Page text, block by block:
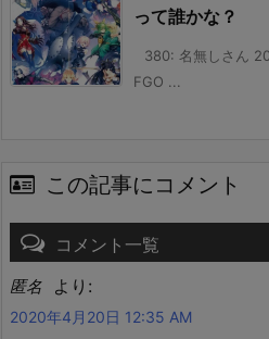
って誰かな？
380: 名無しさん
FGO ...
この記事にコメント
コメント一覧
匿名 より:
2020年4月20日 12:35 AM